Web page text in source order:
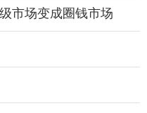
市场变成圈钱市场